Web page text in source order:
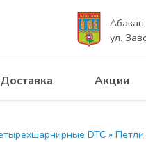
Абакан
ул.
Доставка Акции
DTC » Петли
на